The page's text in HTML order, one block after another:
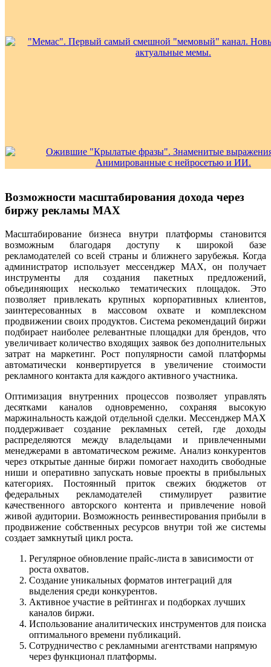
Возможности масштабирования дохода через
биржу рекламы MAX
Масштабирование бизнеса внутри платформы становится
возможным благодаря доступу к широкой базе
рекламодателей со всей страны и ближнего зарубежья. Когда
администратор использует мессенджер MAX, он получает
инструменты для создания пакетных предложений,
объединяющих несколько тематических площадок. Это
позволяет привлекать крупных корпоративных клиентов,
заинтересованных в массовом охвате и комплексном
продвижении своих продуктов. Система рекомендаций биржи
подбирает наиболее релевантные площадки для брендов, что
увеличивает количество входящих заявок без дополнительных
затрат на маркетинг. Рост популярности самой платформы
автоматически конвертируется в увеличение стоимости
рекламного контакта для каждого активного участника.
Оптимизация внутренних процессов позволяет управлять
десятками каналов одновременно, сохраняя высокую
маржинальность каждой отдельной сделки. Мессенджер MAX
поддерживает создание рекламных сетей, где доходы
распределяются между владельцами и привлеченными
менеджерами в автоматическом режиме. Анализ конкурентов
через открытые данные биржи помогает находить свободные
ниши и оперативно запускать новые проекты в прибыльных
категориях. Постоянный приток свежих бюджетов от
федеральных рекламодателей стимулирует развитие
качественного авторского контента и привлечение новой
живой аудитории. Возможность реинвестирования прибыли в
продвижение собственных ресурсов внутри той же системы
создает замкнутый цикл роста.
Регулярное обновление прайс-листа в зависимости от
роста охватов.
Создание уникальных форматов интеграций для
выделения среди конкурентов.
Активное участие в рейтингах и подборках лучших
каналов биржи.
Использование аналитических инструментов для поиска
оптимального времени публикаций.
Сотрудничество с рекламными агентствами напрямую
через функционал платформы.